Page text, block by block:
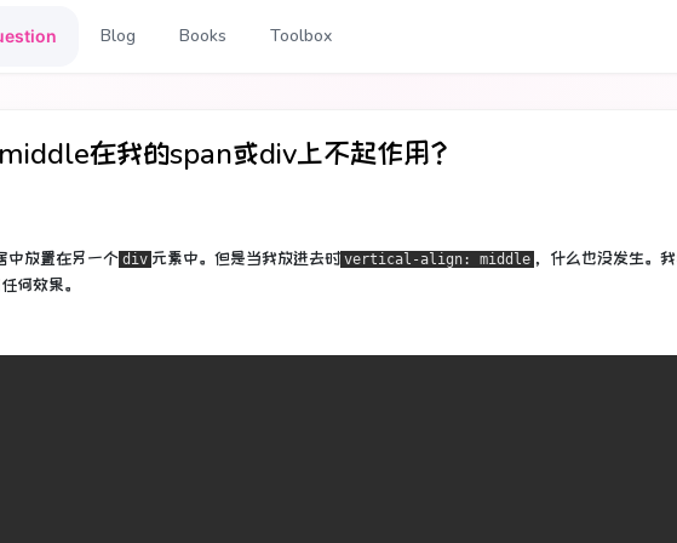
Blog Books Toolbox
在我的span或div上不起作用？
中放置在另一个 div 元素中。 但是当我放进去时 vertical-align: middle ，什么也没发生。
何效果。